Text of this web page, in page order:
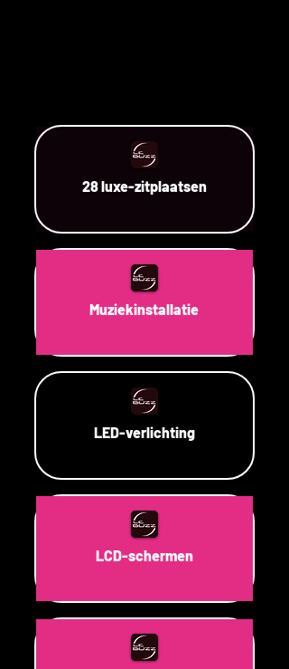
28 luxe-zitplaatsen
Muziekinstallatie
LED-verlichting
LCD-schermen